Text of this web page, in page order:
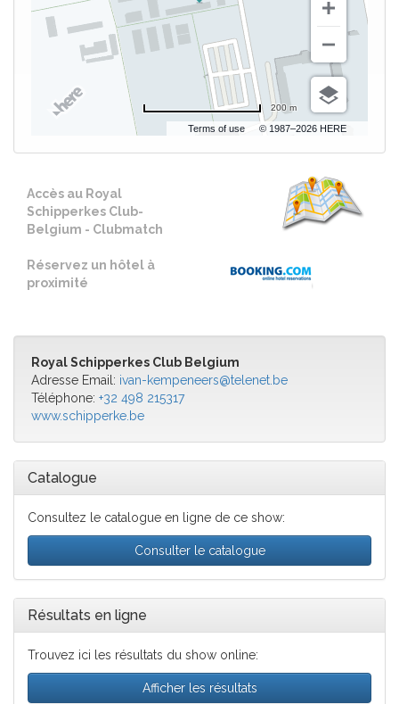
Terms of use © 1987–2026 HERE
200 m
Accès au Royal
Schipperkes Club-
Belgium - Clubmatch
Réservez un hôtel à
proximité
Royal Schipperkes Club Belgium
Adresse Email: ivan-kempeneers@telenet.be
Téléphone: +32 498 215317
www.schipperke.be
Catalogue
Consultez le catalogue en ligne de ce show:
Consulter le catalogue
Résultats en ligne
Trouvez ici les résultats du show online:
Afficher les résultats